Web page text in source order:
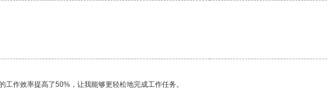
作效率提高了50%，让我能够更轻松地完成工作任务。